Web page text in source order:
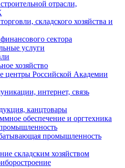
отрасли,
складского хозяйства и
сектора
услуги
хозяйство
центры Российской Академии
интернет, связь
канцтовары
обеспечение и оргтехника
промышленность
складским хозяйством